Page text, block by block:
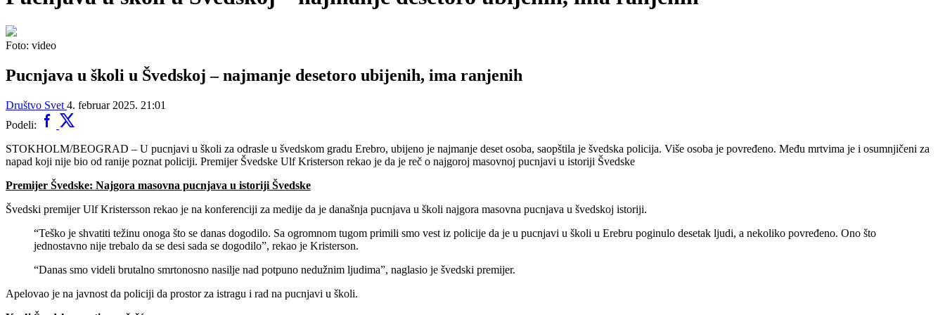
Foto: video
Pucnjava u školi u Švedskoj – najmanje desetoro ubijenih, ima ranjenih
Društvo Svet 4. februar 2025. 21:01
Podeli:
STOKHOLM/BEOGRAD – U pucnjavi u školi za odrasle u švedskom gradu Erebro, ubijeno je najmanje deset osoba, saopštila je švedska policija. Više osoba je povređeno. Među mrtvima je i osumnjičeni za
napad koji nije bio od ranije poznat policiji. Premijer Švedske Ulf Kristerson rekao je da je reč o najgoroj masovnoj pucnjavi u istoriji Švedske
Premijer Švedske: Najgora masovna pucnjava u istoriji Švedske
Švedski premijer Ulf Kristersson rekao je na konferenciji za medije da je današnja pucnjava u školi najgora masovna pucnjava u švedskoj istoriji.
“Teško je shvatiti težinu onoga što se danas dogodilo. Sa ogromnom tugom primili smo vest iz policije da je u pucnjavi u školi u Erebru poginulo desetak ljudi, a nekoliko povređeno. Ono što
jednostavno nije trebalo da se desi sada se dogodilo”, rekao je Kristerson.
“Danas smo videli brutalno smrtonosno nasilje nad potpuno nedužnim ljudima”, naglasio je švedski premijer.
Apelovao je na javnost da policiji da prostor za istragu i rad na pucnjavi u školi.